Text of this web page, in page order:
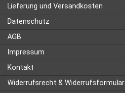
Lieferung und Versandkosten
Datenschutz
AGB
Impressum
Kontakt
Widerrufsrecht & Widerrufsformular